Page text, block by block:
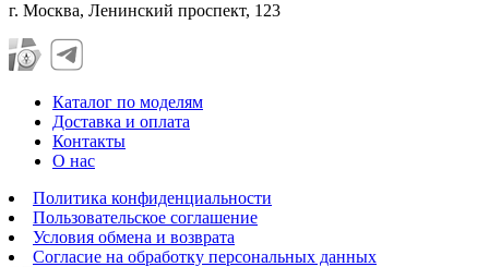
г. Москва, Ленинский проспект, 123
Каталог по моделям
Доставка и оплата
Контакты
О нас
Политика конфиденциальности
Пользовательское соглашение
Условия обмена и возврата
Согласие на обработку персональных данных